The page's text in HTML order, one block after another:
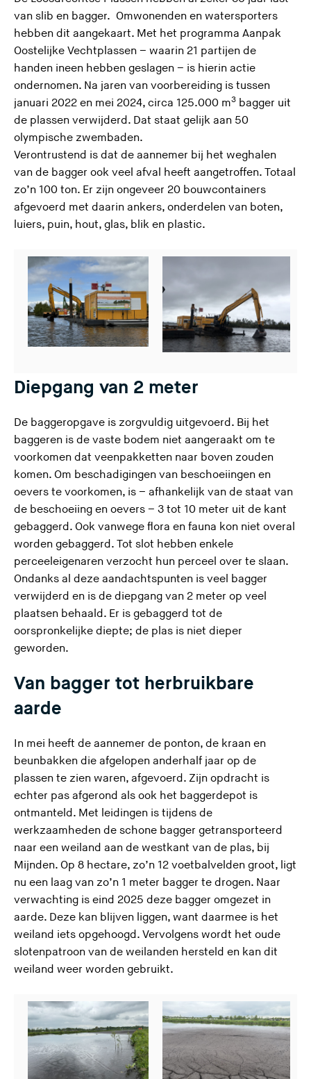
van slib en bagger. Omwonenden en watersporters
hebben dit aangekaart. Met het programma Aanpak
Oostelijke Vechtplassen – waarin 21 partijen de
handen ineen hebben geslagen – is hierin actie
ondernomen. Na jaren van voorbereiding is tussen
januari 2022 en mei 2024, circa 125.000 m3 bagger uit
de plassen verwijderd. Dat staat gelijk aan 50
olympische zwembaden.
Verontrustend is dat de aannemer bij het weghalen
van de bagger ook veel afval heeft aangetroffen. Totaal
zo’n 100 ton. Er zijn ongeveer 20 bouwcontainers
afgevoerd met daarin ankers, onderdelen van boten,
luiers, puin, hout, glas, blik en plastic.
Diepgang van 2 meter
De baggeropgave is zorgvuldig uitgevoerd. Bij het
baggeren is de vaste bodem niet aangeraakt om te
voorkomen dat veenpakketten naar boven zouden
komen. Om beschadigingen van beschoeiingen en
oevers te voorkomen, is – afhankelijk van de staat van
de beschoeiing en oevers – 3 tot 10 meter uit de kant
gebaggerd. Ook vanwege flora en fauna kon niet overal
worden gebaggerd. Tot slot hebben enkele
perceeleigenaren verzocht hun perceel over te slaan.
Ondanks al deze aandachtspunten is veel bagger
verwijderd en is de diepgang van 2 meter op veel
plaatsen behaald. Er is gebaggerd tot de
oorspronkelijke diepte; de plas is niet dieper
geworden.
Van bagger tot herbruikbare
aarde
In mei heeft de aannemer de ponton, de kraan en
beunbakken die afgelopen anderhalf jaar op de
plassen te zien waren, afgevoerd. Zijn opdracht is
echter pas afgerond als ook het baggerdepot is
ontmanteld. Met leidingen is tijdens de
werkzaamheden de schone bagger getransporteerd
naar een weiland aan de westkant van de plas, bij
Mijnden. Op 8 hectare, zo’n 12 voetbalvelden groot, ligt
nu een laag van zo’n 1 meter bagger te drogen. Naar
verwachting is eind 2025 deze bagger omgezet in
aarde. Deze kan blijven liggen, want daarmee is het
weiland iets opgehoogd. Vervolgens wordt het oude
slotenpatroon van de weilanden hersteld en kan dit
weiland weer worden gebruikt.